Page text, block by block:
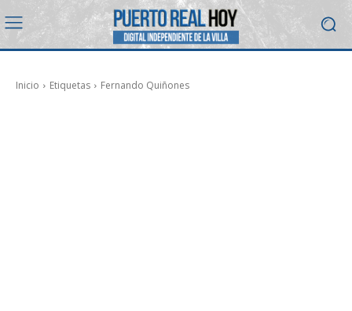
Inicio Etiquetas Fernando Quiñones